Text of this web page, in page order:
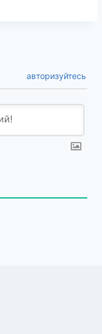
авторизуйтесь